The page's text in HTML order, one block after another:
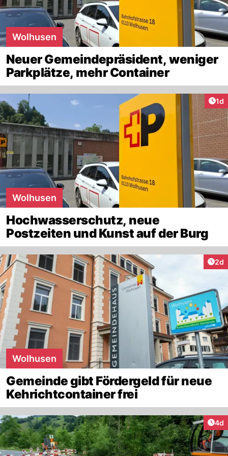
Wolhusen
Neuer Gemeindepräsident, weniger
Parkplätze, mehr Container
1d
Wolhusen
Hochwasserschutz, neue
Postzeiten und Kunst auf der Burg
2d
Wolhusen
Gemeinde gibt Fördergeld für neue
Kehrichtcontainer frei
4d